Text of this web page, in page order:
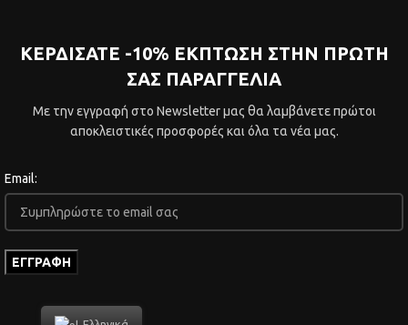
ΚΕΡΔΙΣΑΤΕ -10% ΕΚΠΤΩΣΗ ΣΤΗΝ ΠΡΩΤΗ
ΣΑΣ ΠΑΡΑΓΓΕΛΙΑ
Με την εγγραφή στο Newsletter μας θα λαμβάνετε πρώτοι
αποκλειστικές προσφορές και όλα τα νέα μας.
Email: